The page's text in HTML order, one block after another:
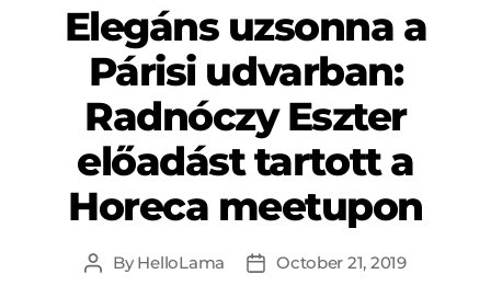
Elegáns uzsonna a
Párisi udvarban:
Radnóczy Eszter
előadást tartott a
Horeca meetupon
ByHelloLama October 21, 2019